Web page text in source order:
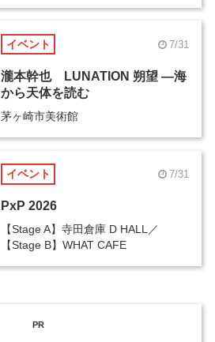
イベント 7/31
瀧本幹也 LUNATION 朔望 ―海
から天体を読む
茅ヶ崎市美術館
イベント 7/31
PxP 2026
【Stage A】寺田倉庫 D HALL／
【Stage B】WHAT CAFE
PR